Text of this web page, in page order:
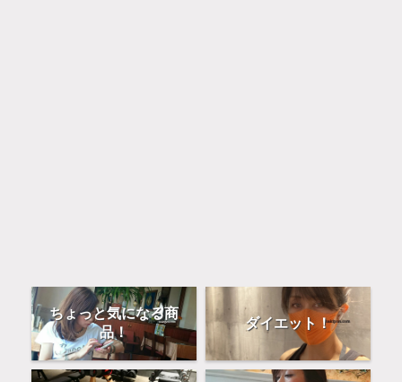
ちょっと気になる商
品！
ダイエット！